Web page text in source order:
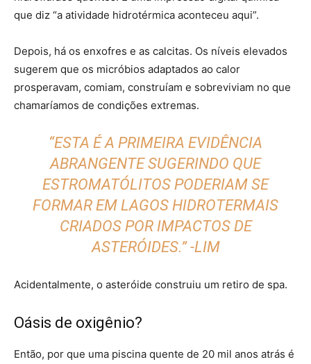
que diz “a atividade hidrotérmica aconteceu aqui”.
Depois, há os enxofres e as calcitas. Os níveis elevados
sugerem que os micróbios adaptados ao calor
prosperavam, comiam, construíam e sobreviviam no que
chamaríamos de condições extremas.
“ESTA É A PRIMEIRA EVIDÊNCIA
ABRANGENTE SUGERINDO QUE
ESTROMATÓLITOS PODERIAM SE
FORMAR EM LAGOS HIDROTERMAIS
CRIADOS POR IMPACTOS DE
ASTERÓIDES.” -LIM
Acidentalmente, o asteróide construiu um retiro de spa.
Oásis de oxigênio?
Então, por que uma piscina quente de 20 mil anos atrás é